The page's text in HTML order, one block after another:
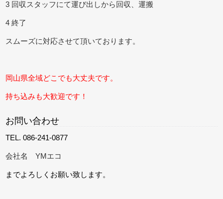
3 回収スタッフにて運び出しから回収、運搬
4 終了
スムーズに対応させて頂いております。
岡山県全域どこでも大丈夫です。
持ち込みも大歓迎です！
お問い合わせ
TEL. 086-241-0877
会社名 YMエコ
までよろしくお願い致します。